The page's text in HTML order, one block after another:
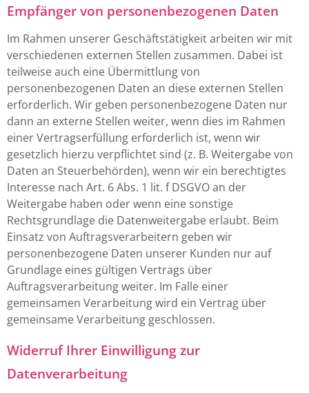
Empfänger von personenbezogenen Daten
Im Rahmen unserer Geschäftstätigkeit arbeiten wir mit
verschiedenen externen Stellen zusammen. Dabei ist
teilweise auch eine Übermittlung von
personenbezogenen Daten an diese externen Stellen
erforderlich. Wir geben personenbezogene Daten nur
dann an externe Stellen weiter, wenn dies im Rahmen
einer Vertragserfüllung erforderlich ist, wenn wir
gesetzlich hierzu verpflichtet sind (z. B. Weitergabe von
Daten an Steuerbehörden), wenn wir ein berechtigtes
Interesse nach Art. 6 Abs. 1 lit. f DSGVO an der
Weitergabe haben oder wenn eine sonstige
Rechtsgrundlage die Datenweitergabe erlaubt. Beim
Einsatz von Auftragsverarbeitern geben wir
personenbezogene Daten unserer Kunden nur auf
Grundlage eines gültigen Vertrags über
Auftragsverarbeitung weiter. Im Falle einer
gemeinsamen Verarbeitung wird ein Vertrag über
gemeinsame Verarbeitung geschlossen.
Widerruf Ihrer Einwilligung zur
Datenverarbeitung